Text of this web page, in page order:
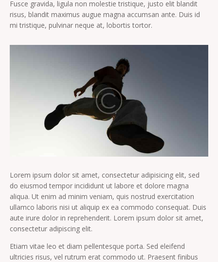
Fusce gravida, ligula non molestie tristique, justo elit blandit
risus, blandit maximus augue magna accumsan ante. Duis id
mi tristique, pulvinar neque at, lobortis tortor.
Lorem ipsum dolor sit amet, consectetur adipisicing elit, sed
do eiusmod tempor incididunt ut labore et dolore magna
aliqua. Ut enim ad minim veniam, quis nostrud exercitation
ullamco laboris nisi ut aliquip ex ea commodo consequat. Duis
aute irure dolor in reprehenderit. Lorem ipsum dolor sit amet,
consectetur adipiscing elit.
Etiam vitae leo et diam pellentesque porta. Sed eleifend
ultricies risus, vel rutrum erat commodo ut. Praesent finibus